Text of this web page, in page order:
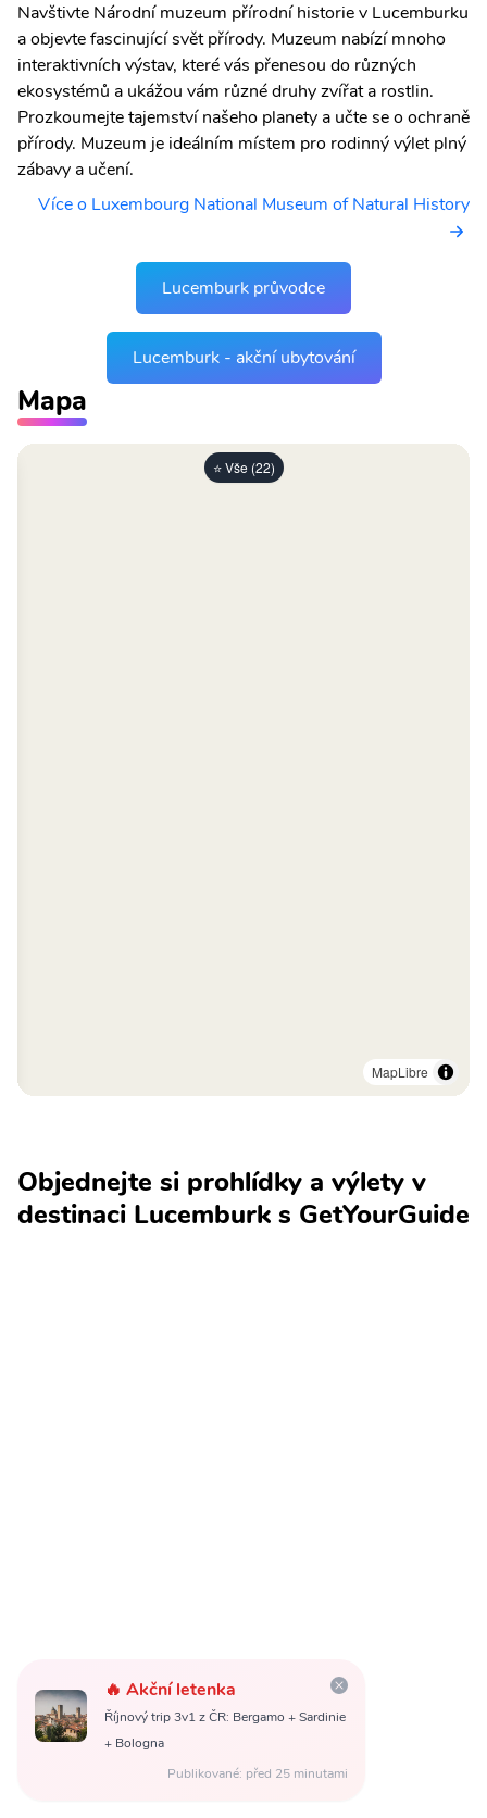
Navštivte Národní muzeum přírodní historie v Lucemburku
a objevte fascinující svět přírody. Muzeum nabízí mnoho
interaktivních výstav, které vás přenesou do různých
ekosystémů a ukážou vám různé druhy zvířat a rostlin.
Prozkoumejte tajemství našeho planety a učte se o ochraně
přírody. Muzeum je ideálním místem pro rodinný výlet plný
zábavy a učení.
Více o Luxembourg National Museum of Natural History
Lucemburk průvodce
Lucemburk - akční ubytování
Mapa
⭐ Vše (22)
MapLibre
Objednejte si prohlídky a výlety v
destinaci Lucemburk s GetYourGuide
🔥 Akční letenka
Říjnový trip 3v1 z ČR: Bergamo + Sardinie
+ Bologna
Publikované: před 25 minutami